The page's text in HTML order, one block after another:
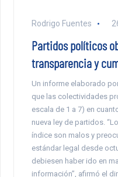
Rodrigo Fuentes
Partidos políticos
transparencia y
Un informe elaborado
que las colectividades
escala de 1 a 7) en
nueva ley de partidos.
índice son malos y
estándar legal desde
debiesen haber ido en
información”, afirmó el